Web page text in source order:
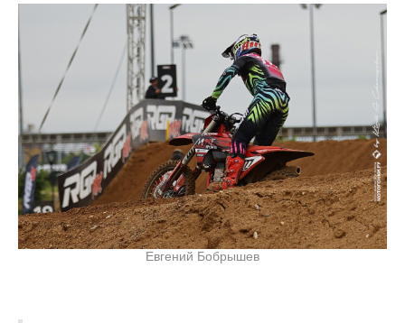
Евгений Бобрышев